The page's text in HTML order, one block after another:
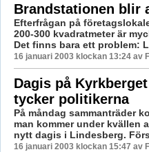
Brandstationen blir
Efterfrågan på
200-300 kvadratmeter är
Det finns bara ett problem:
16 januari 2003 klockan 13:24 av
Dagis på
tycker politikerna
På måndag sammanträder
man kommer under kvällen
nytt dagis i Lindesberg.
16 januari 2003 klockan 15:47 av